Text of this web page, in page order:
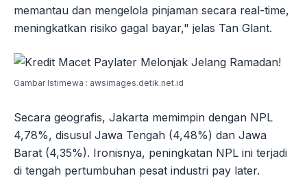
memantau dan mengelola pinjaman secara real-time,
meningkatkan risiko gagal bayar," jelas Tan Glant.
Gambar Istimewa : awsimages.detik.net.id
Secara geografis, Jakarta memimpin dengan NPL
4,78%, disusul Jawa Tengah (4,48%) dan Jawa
Barat (4,35%). Ironisnya, peningkatan NPL ini terjadi
di tengah pertumbuhan pesat industri pay later.